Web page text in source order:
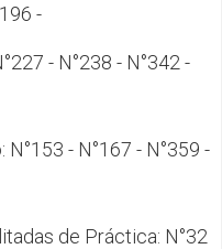
-
- N°238 - N°342 -
- N°167 - N°359 -
de Práctica: N°32